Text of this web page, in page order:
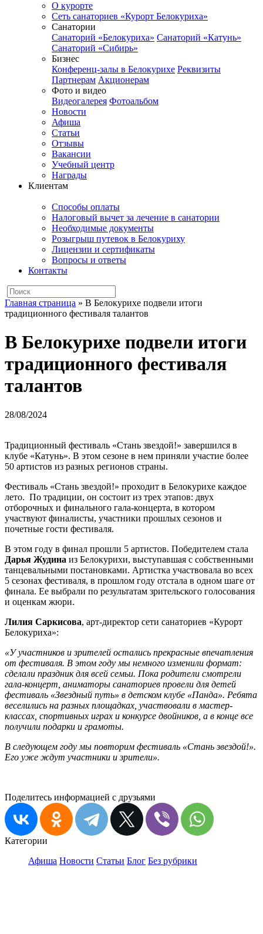
О курорте
Сеть санаториев «Курорт Белокуриха»
Санатории
Санаторий «Белокуриха» Санаторий «Катунь»
Санаторий «Сибирь»
Бизнес
Конференц-залы в Белокурихе Реквизиты
Партнерам Акционерам
Фото и видео
Видеогалерея Фотоальбом
Новости
Афиша
Статьи
Отзывы
Вакансии
Учебный центр
Награды
Клиентам
Способы оплаты
Налоговый вычет за лечение в санатории
Необходимые документы
Розыгрыш путевок в Белокуриху
Лицензии и сертификаты
Вопросы и ответы
Контакты
Главная страница » В Белокурихе подвели итоги
традиционного фестиваля талантов
В Белокурихе подвели итоги
традиционного фестиваля
талантов
28/08/2024
Традиционный фестиваль «Стань звездой!» завершился в
клубе «Катунь». В этом сезоне в нем приняли участие более
50 артистов из разных регионов страны.
Фестиваль «Стань звездой!» проходит в Белокурихе каждое
лето. По традиции, он состоит из трех этапов: двух
отборочных и финального гала-концерта, в котором
участвуют финалисты, участники прошлых сезонов и
почетные гости фестиваля.
В этом году в финал прошли 5 артистов. Победителем стала
Дарья Жудина из Белокурихи, выступавшая с собственными
танцевальными постановками. Артистка участвовала во всех
5 сезонах фестиваля, в прошлом году отстала в одном шаге от
финала. Ее выбрали по результатам зрительского голосования
и оценкам жюри.
Лилия Саркисова, арт-директор сети санаториев «Курорт
Белокуриха»:
«У участников и зрителей остались прекрасные впечатления
от фестиваля. В этом году мы немного изменили формат:
сделали праздник для всей семьи. Пока родители смотрели
гала-концерт, аниматоры санаториев провели для детей
фестиваль «Звездный путь» в детском клубе «Панда». Ребята
веселились на разных площадках, участвовали в мастер-
классах, спортивных играх и конкурсе двойников, а в конце все
получили подарки и грамоты.
В следующем году мы повторим фестиваль «Стань звездой!».
Его уже ждут участники и зрители».
Поделитесь информацией с друзьями
Категории
Афиша Новости Статьи Блог Без рубрики